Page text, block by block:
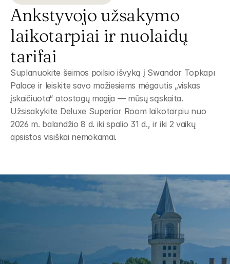
Ankstyvojo užsakymo
laikotarpiai ir nuolaidų
tarifai
Suplanuokite šeimos poilsio išvyką į Swandor Topkapı
Palace ir leiskite savo mažiesiems mėgautis „viskas
įskaičiuota“ atostogų magija — mūsų sąskaita.
Užsisakykite Deluxe Superior Room laikotarpiu nuo
2026 m. balandžio 8 d. iki spalio 31 d., ir iki 2 vaikų
apsistos visiškai nemokamai.